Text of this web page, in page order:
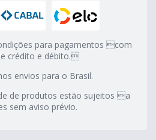
para pagamentos com
crédito e débito.
envios para o Brasil.
de produtos estão sujeitos a
sem aviso prévio.